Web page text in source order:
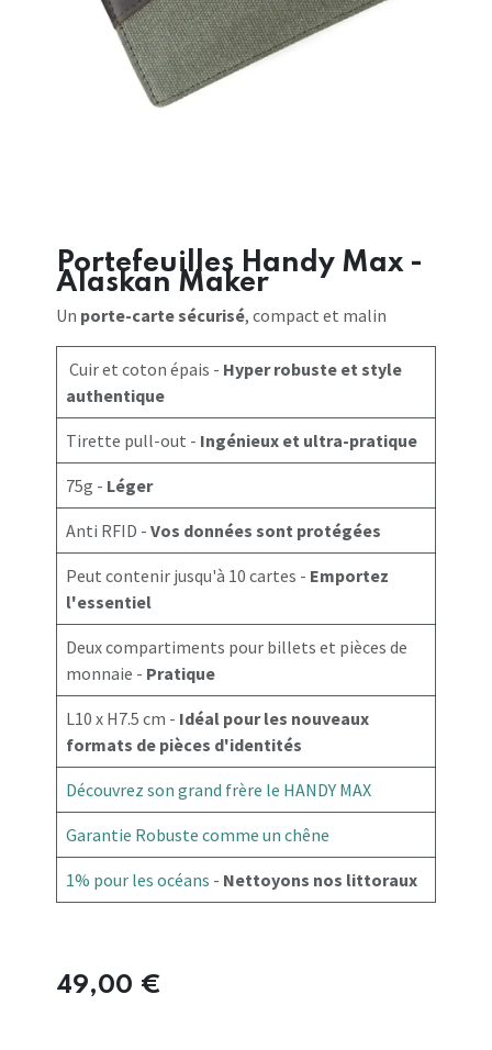
Portefeuilles Handy Max -
Alaskan Maker
Un porte-carte sécurisé, compact et malin
Cuir et coton épais - Hyper robuste et style
authentique
Tirette pull-out - Ingénieux et ultra-pratique
75g - Léger
Anti RFID - Vos données sont protégées
Peut contenir jusqu'à 10 cartes - Emportez
l'essentiel
Deux compartiments pour billets et pièces de
monnaie - Pratique
L10 x H7.5 cm - Idéal pour les nouveaux
formats de pièces d'identités
Découvrez son grand frère le HANDY MAX
Garantie Robuste comme un chêne
1% pour les océans - Nettoyons nos littoraux
49,00 €